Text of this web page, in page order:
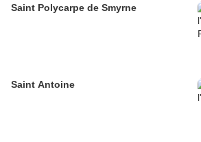
Saint Polycarpe de Smyrne
Saint Antoine